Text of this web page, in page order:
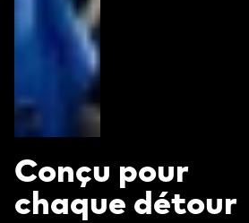
Conçu pour
chaque détour